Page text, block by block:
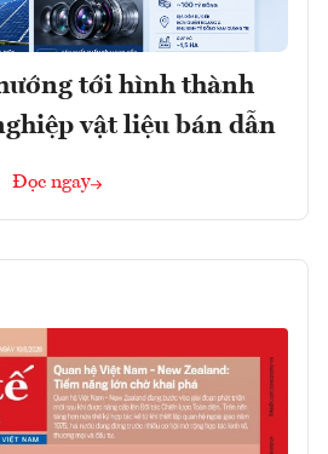
tới hình thành
vật liệu bán dẫn
Đọc ngay